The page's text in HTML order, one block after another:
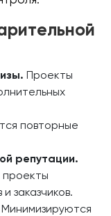
Проекты
повторные
репутации.
проекты
заказчиков.
Минимизируются